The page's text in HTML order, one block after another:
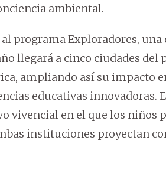
ambiental.
programa Exploradores, una
llegará a cinco ciudades del
ampliando así su impacto
educativas innovadoras.
vivencial en el que los niños
instituciones proyectan